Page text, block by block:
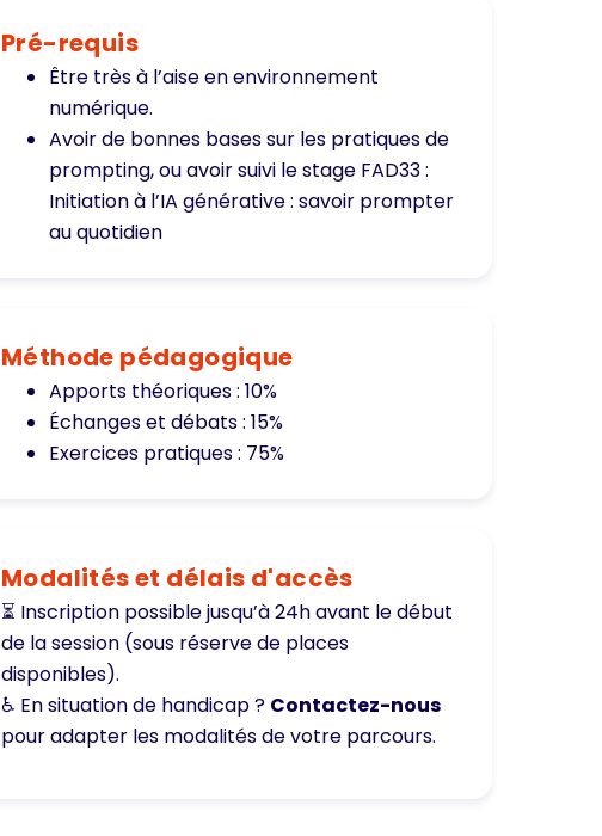
Pré-requis
Être très à l’aise en environnement
numérique.
Avoir de bonnes bases sur les pratiques de
prompting, ou avoir suivi le stage FAD33 :
Initiation à l’IA générative : savoir prompter
au quotidien
Méthode pédagogique
Apports théoriques : 10%
Échanges et débats : 15%
Exercices pratiques : 75%
Modalités et délais d'accès
⏳ Inscription possible jusqu’à 24h avant le début
de la session (sous réserve de places
disponibles).
♿ En situation de handicap ? Contactez-nous
pour adapter les modalités de votre parcours.